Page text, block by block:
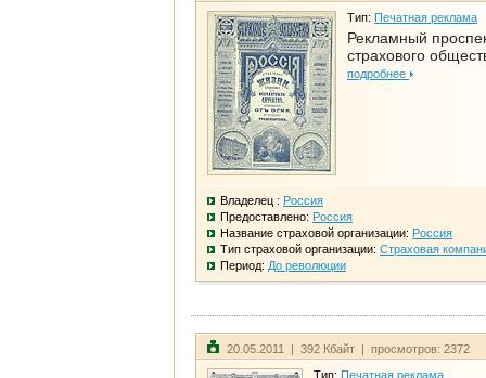
Тип: Печатная реклама
Рекламный
страхового
подробнее
Владелец : Россия
Предоставлено: Россия
Название страховой организации: Россия
Тип страховой организации: Страховая
Период: До революции
20.05.2011 | 392 Кбайт | просмотров: 2372
Тип: Печатная реклама